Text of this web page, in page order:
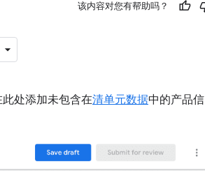
该内容对您有帮助吗？
处添加未包含在清单元数据中的产品信